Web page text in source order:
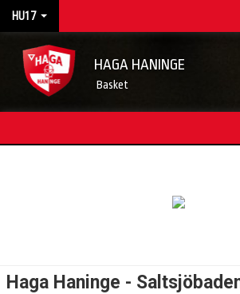
HU17
HAGA HANINGE
Basket
Haga Haninge -